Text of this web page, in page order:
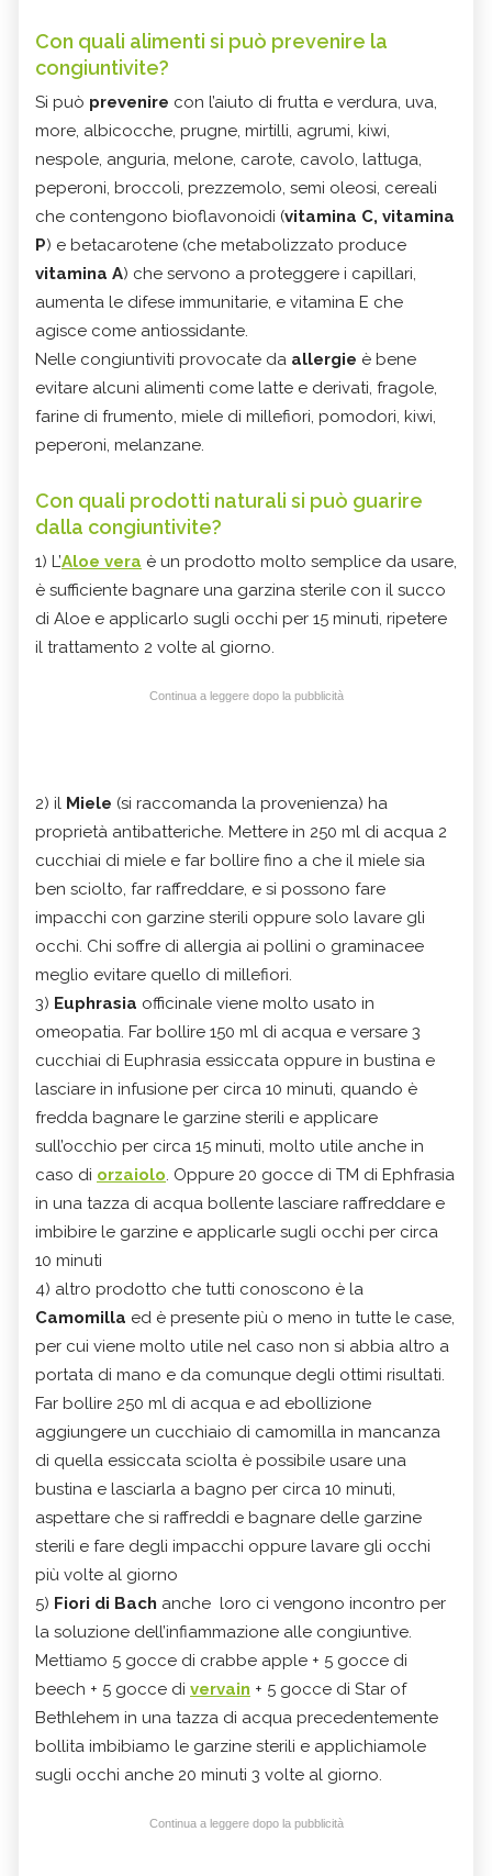
Con quali alimenti si può prevenire la
congiuntivite?
Si può prevenire con l’aiuto di frutta e verdura, uva,
more, albicocche, prugne, mirtilli, agrumi, kiwi,
nespole, anguria, melone, carote, cavolo, lattuga,
peperoni, broccoli, prezzemolo, semi oleosi, cereali
che contengono bioflavonoidi (vitamina C, vitamina
P) e betacarotene (che metabolizzato produce
vitamina A) che servono a proteggere i capillari,
aumenta le difese immunitarie, e vitamina E che
agisce come antiossidante.
Nelle congiuntiviti provocate da allergie è bene
evitare alcuni alimenti come latte e derivati, fragole,
farine di frumento, miele di millefiori, pomodori, kiwi,
peperoni, melanzane.
Con quali prodotti naturali si può guarire
dalla congiuntivite?
1) L’Aloe vera è un prodotto molto semplice da usare,
è sufficiente bagnare una garzina sterile con il succo
di Aloe e applicarlo sugli occhi per 15 minuti, ripetere
il trattamento 2 volte al giorno.
Continua a leggere dopo la pubblicità
2) il Miele (si raccomanda la provenienza) ha
proprietà antibatteriche. Mettere in 250 ml di acqua 2
cucchiai di miele e far bollire fino a che il miele sia
ben sciolto, far raffreddare, e si possono fare
impacchi con garzine sterili oppure solo lavare gli
occhi. Chi soffre di allergia ai pollini o graminacee
meglio evitare quello di millefiori.
3) Euphrasia officinale viene molto usato in
omeopatia. Far bollire 150 ml di acqua e versare 3
cucchiai di Euphrasia essiccata oppure in bustina e
lasciare in infusione per circa 10 minuti, quando è
fredda bagnare le garzine sterili e applicare
sull’occhio per circa 15 minuti, molto utile anche in
caso di orzaiolo. Oppure 20 gocce di TM di Ephfrasia
in una tazza di acqua bollente lasciare raffreddare e
imbibire le garzine e applicarle sugli occhi per circa
10 minuti
4) altro prodotto che tutti conoscono è la
Camomilla ed è presente più o meno in tutte le case,
per cui viene molto utile nel caso non si abbia altro a
portata di mano e da comunque degli ottimi risultati.
Far bollire 250 ml di acqua e ad ebollizione
aggiungere un cucchiaio di camomilla in mancanza
di quella essiccata sciolta è possibile usare una
bustina e lasciarla a bagno per circa 10 minuti,
aspettare che si raffreddi e bagnare delle garzine
sterili e fare degli impacchi oppure lavare gli occhi
più volte al giorno
5) Fiori di Bach anche loro ci vengono incontro per
la soluzione dell’infiammazione alle congiuntive.
Mettiamo 5 gocce di crabbe apple + 5 gocce di
beech + 5 gocce di vervain + 5 gocce di Star of
Bethlehem in una tazza di acqua precedentemente
bollita imbibiamo le garzine sterili e applichiamole
sugli occhi anche 20 minuti 3 volte al giorno.
Continua a leggere dopo la pubblicità